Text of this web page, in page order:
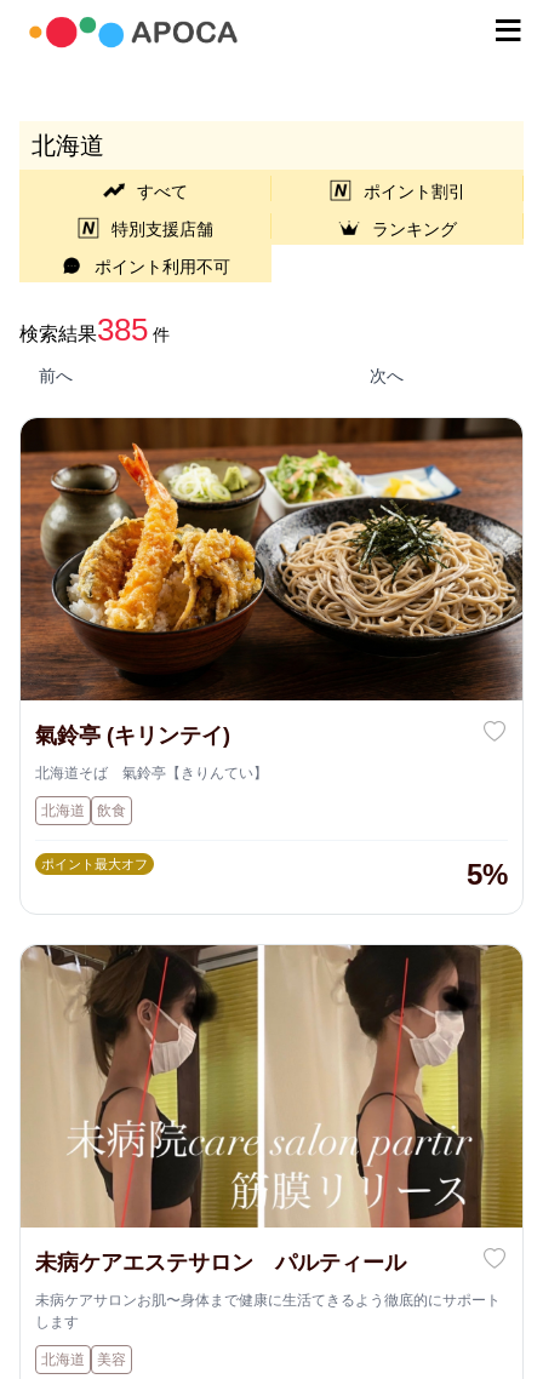
北海道
すべて
ポイント割引
特別支援店舗
ランキング
ポイント利用不可
検索結果385 件
前へ 次へ
氣鈴亭 (キリンテイ)
北海道そば 氣鈴亭【きりんてい】
北海道 飲食
ポイント最大オフ 5%
未病ケアエステサロン パルティール
未病ケアサロンお肌〜身体まで健康に生活てきるよう徹底的にサポート
します
北海道 美容